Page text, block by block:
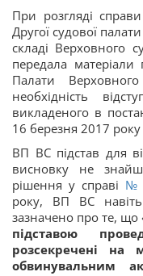
При розгляді справи
Другої судової
складі Верховного
передала
Палати
необхідність
викладеного в
16 березня 2017
ВП ВС підстав для
висновку не
рішення у справі №
року, ВП ВС
зазначено про те, що
підставою
розсекречені
обвинувальним